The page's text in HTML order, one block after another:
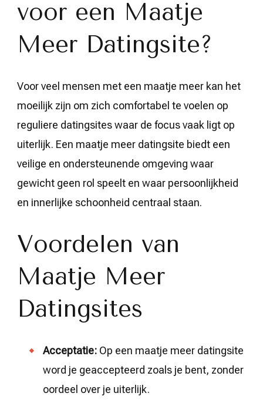
voor een Maatje
Meer Datingsite?
Voor veel mensen met een maatje meer kan het
moeilijk zijn om zich comfortabel te voelen op
reguliere datingsites waar de focus vaak ligt op
uiterlijk. Een maatje meer datingsite biedt een
veilige en ondersteunende omgeving waar
gewicht geen rol speelt en waar persoonlijkheid
en innerlijke schoonheid centraal staan.
Voordelen van
Maatje Meer
Datingsites
Acceptatie: Op een maatje meer datingsite
word je geaccepteerd zoals je bent, zonder
oordeel over je uiterlijk.